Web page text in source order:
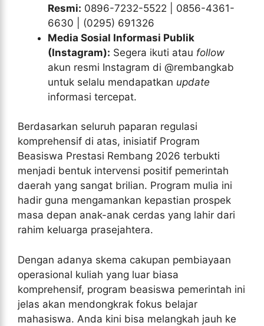
Resmi: 0896-7232-5522 | 0856-4361-
6630 | (0295) 691326
Media Sosial Informasi Publik
(Instagram): Segera ikuti atau follow
akun resmi Instagram di @rembangkab
untuk selalu mendapatkan update
informasi tercepat.
Berdasarkan seluruh paparan regulasi
komprehensif di atas, inisiatif Program
Beasiswa Prestasi Rembang 2026 terbukti
menjadi bentuk intervensi positif pemerintah
daerah yang sangat brilian. Program mulia ini
hadir guna mengamankan kepastian prospek
masa depan anak-anak cerdas yang lahir dari
rahim keluarga prasejahtera.
Dengan adanya skema cakupan pembiayaan
operasional kuliah yang luar biasa
komprehensif, program beasiswa pemerintah ini
jelas akan mendongkrak fokus belajar
mahasiswa. Anda kini bisa melangkah jauh ke